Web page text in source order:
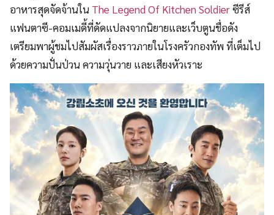
อาหารสุดจัดจ้านใน The Legend Of Kitchen Soldierซีรีส์
แฟนตาซี-คอมเมดี้ที่ดัดแปลงจากนิยายและเว็บตูนชื่อดัง
เตรียมพาผู้ชมไปสัมผัสเรื่องราวภายในโรงครัวกองทัพ ที่เต็มไป
ด้วยความปั่นป่วน ความวุ่นวาย และเสียงหัวเราะ